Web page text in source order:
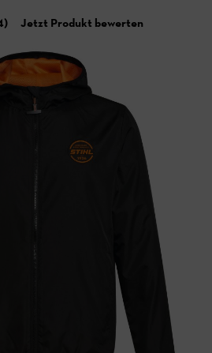
Jetzt Produkt bewerten